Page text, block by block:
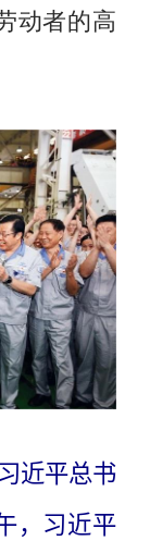
动者的高
近平总书
，习近平